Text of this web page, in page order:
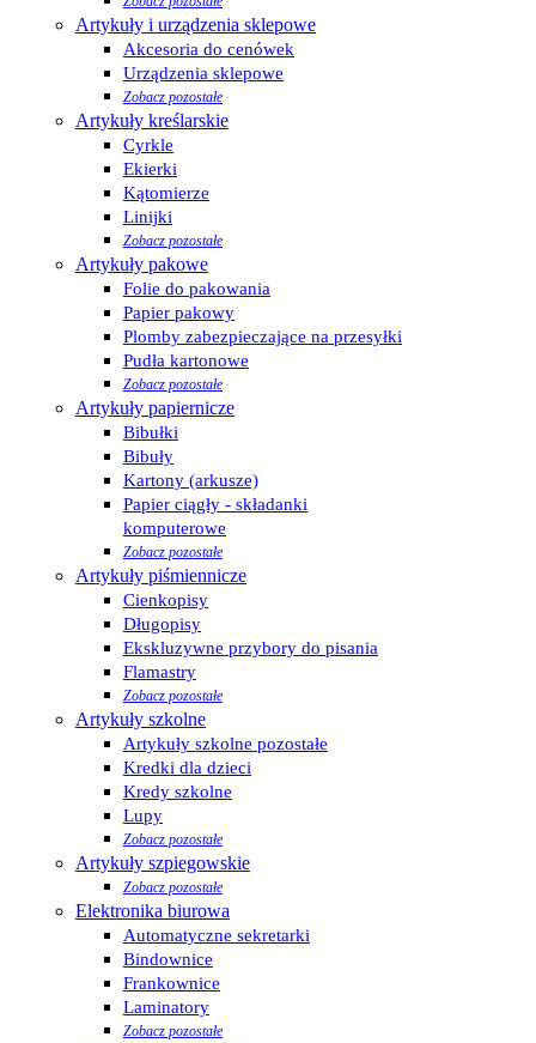
Artykuły i urządzenia sklepowe
Akcesoria do cenówek
Urządzenia sklepowe
Zobacz pozostałe
Artykuły kreślarskie
Cyrkle
Ekierki
Kątomierze
Linijki
Zobacz pozostałe
Artykuły pakowe
Folie do pakowania
Papier pakowy
Plomby zabezpieczające na przesyłki
Pudła kartonowe
Zobacz pozostałe
Artykuły papiernicze
Bibułki
Bibuły
Kartony (arkusze)
Papier ciągły - składanki
komputerowe
Zobacz pozostałe
Artykuły piśmiennicze
Cienkopisy
Długopisy
Ekskluzywne przybory do pisania
Flamastry
Zobacz pozostałe
Artykuły szkolne
Artykuły szkolne pozostałe
Kredki dla dzieci
Kredy szkolne
Lupy
Zobacz pozostałe
Artykuły szpiegowskie
Zobacz pozostałe
Elektronika biurowa
Automatyczne sekretarki
Bindownice
Frankownice
Laminatory
Zobacz pozostałe